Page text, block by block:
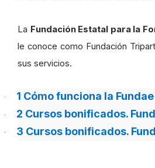
La Fundación Estatal para la
le conoce como Fundación
sus servicios.
· 1 Cómo funciona la Fundae
· 2 Cursos bonificados.
· 3 Cursos bonificados.